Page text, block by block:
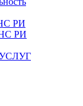
РИ
РИ